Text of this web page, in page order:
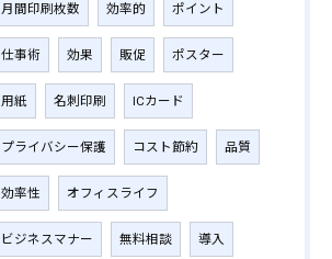
月間印刷枚数 効率的 ポイント
仕事術 効果 販促 ポスター
用紙 名刺印刷 ICカード
プライバシー保護 コスト節約 品質
効率性 オフィスライフ
ビジネスマナー 無料相談 導入